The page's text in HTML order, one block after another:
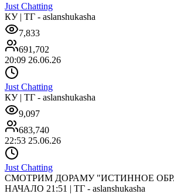
Just Chatting
КУ | ТГ - aslanshukasha
7,833
691,702
20:09 26.06.26
Just Chatting
КУ | ТГ - aslanshukasha
9,097
683,740
22:53 25.06.26
Just Chatting
СМОТРИМ ДОРАМУ "ИСТИННОЕ
НАЧАЛО 21:51 | ТГ - aslanshukasha